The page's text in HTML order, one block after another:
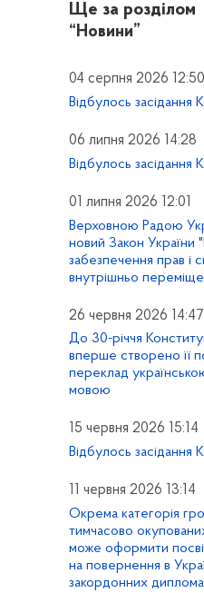
Ще за розділом
“Новини”
04 серпня 2026 12:50
Відбулось засідання
06 липня 2026 14:28
Відбулось засідання
01 липня 2026 12:01
Верховною Радою
новий Закон України
забезпечення прав і
внутрішньо
26 червня 2026 14:47
До 30-річчя
вперше створено її
переклад
мовою
15 червня 2026 15:14
Відбулось засідання
11 червня 2026 13:14
Окрема категорія
тимчасово
може оформити
на повернення в
закордонних